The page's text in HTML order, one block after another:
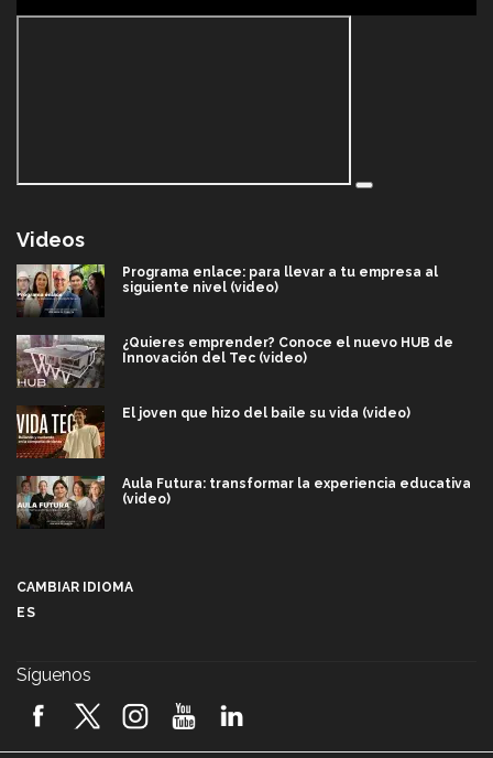
Videos
Programa enlace: para llevar a tu empresa al
siguiente nivel (video)
¿Quieres emprender? Conoce el nuevo HUB de
Innovación del Tec (video)
El joven que hizo del baile su vida (video)
Aula Futura: transformar la experiencia educativa
(video)
2026! (video)
CAMBIAR IDIOMA
ES
Síguenos